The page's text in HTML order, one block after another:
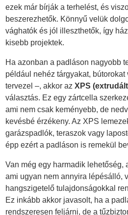
ezek már bírják a terhelést, és
beszerezhetők. Könnyű velük
vághatók és jól illeszthetők, így
kisebb projektek.
Ha azonban a padláson nagyobb
például nehéz tárgyakat,
tervezel –, akkor azXPS
választás. Ez egy zártcella
ami nem csak keményebb, de
kevésbé érzékeny. Az XPS
garázspadlók, teraszok vagy
épp ezért a padláson is remekül
Van még egy harmadik lehetőség,
ami ugyan nem annyira lépésálló,
hangszigetelő tulajdonságokkal
Ez inkább akkor javasolt, ha a
rendszeresen feljárni, de a